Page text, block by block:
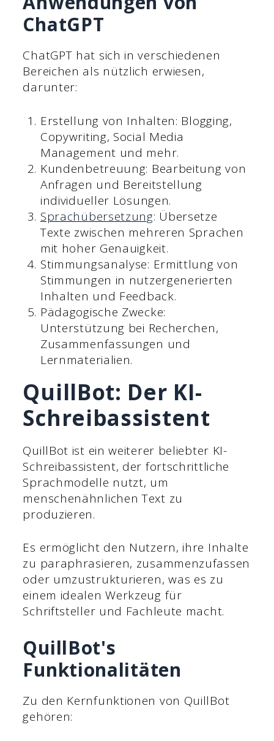
ChatGPT
ChatGPT hat sich in verschiedenen
Bereichen als nützlich erwiesen,
darunter:
Erstellung von Inhalten: Blogging,
Copywriting, Social Media
Management und mehr.
Kundenbetreuung: Bearbeitung von
Anfragen und Bereitstellung
individueller Lösungen.
Sprachübersetzung: Übersetze
Texte zwischen mehreren Sprachen
mit hoher Genauigkeit.
Stimmungsanalyse: Ermittlung von
Stimmungen in nutzergenerierten
Inhalten und Feedback.
Pädagogische Zwecke:
Unterstützung bei Recherchen,
Zusammenfassungen und
Lernmaterialien.
QuillBot: Der KI-
Schreibassistent
QuillBot ist ein weiterer beliebter KI-
Schreibassistent, der fortschrittliche
Sprachmodelle nutzt, um
menschenähnlichen Text zu
produzieren.
Es ermöglicht den Nutzern, ihre Inhalte
zu paraphrasieren, zusammenzufassen
oder umzustrukturieren, was es zu
einem idealen Werkzeug für
Schriftsteller und Fachleute macht.
QuillBot's
Funktionalitäten
Zu den Kernfunktionen von QuillBot
gehören: